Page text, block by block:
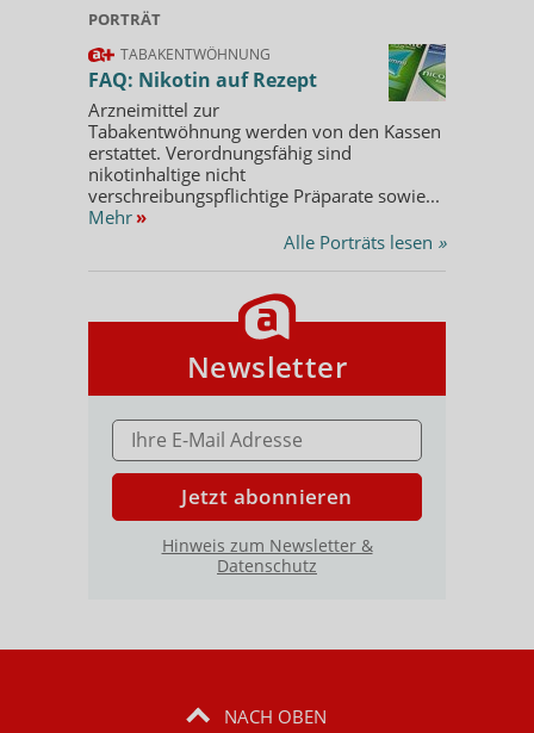
PORTRÄT
TABAKENTWÖHNUNG
FAQ: Nikotin auf Rezept
Arzneimittel zur
Tabakentwöhnung werden von den Kassen
erstattet. Verordnungsfähig sind
nikotinhaltige nicht
verschreibungspflichtige Präparate sowie...
Mehr »
Alle Porträts lesen »
Newsletter
E-MAIL ADRESSE
Jetzt abonnieren
Hinweis zum Newsletter &
Datenschutz
NACH OBEN